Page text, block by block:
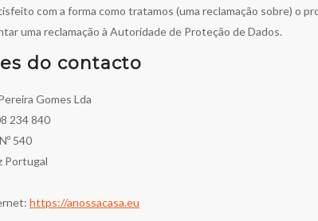
com a forma como tratamos (uma reclamação sobre) o
uma reclamação à Autoridade de Proteção de Dados.
do contacto
Gomes Lda
234 840
540
Portugal
https://anossacasa.eu